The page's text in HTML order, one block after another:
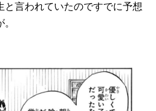
と言われていたのですでに予想